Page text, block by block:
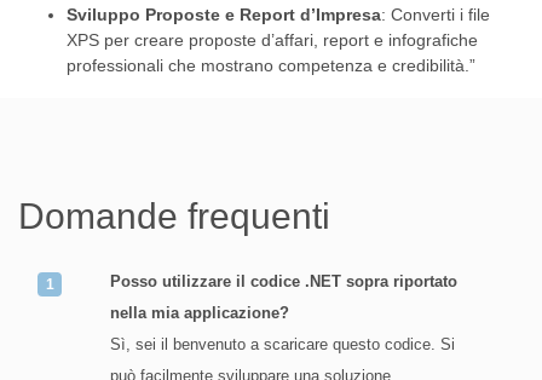
Sviluppo Proposte e Report d’Impresa: Converti i file
XPS per creare proposte d’affari, report e infografiche
professionali che mostrano competenza e credibilità.”
Domande frequenti
Posso utilizzare il codice .NET sopra riportato
nella mia applicazione?
Sì, sei il benvenuto a scaricare questo codice. Si
può facilmente sviluppare una soluzione